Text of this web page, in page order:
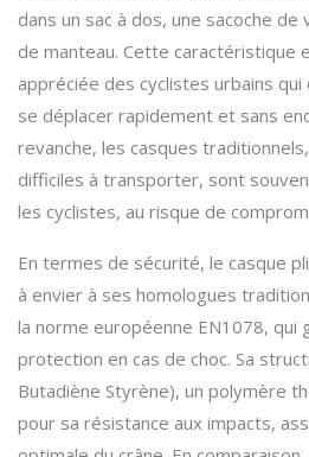
dans un sac à dos, une sacoche
de manteau. Cette caractéristique
appréciée des cyclistes urbains
se déplacer rapidement et sans
revanche, les casques
difficiles à transporter, sont
les cyclistes, au risque de
En termes de sécurité, le casque
à envier à ses homologues
la norme européenne EN1078, qui
protection en cas de choc. Sa
Butadiène Styrène), un polymère
pour sa résistance aux impacts,